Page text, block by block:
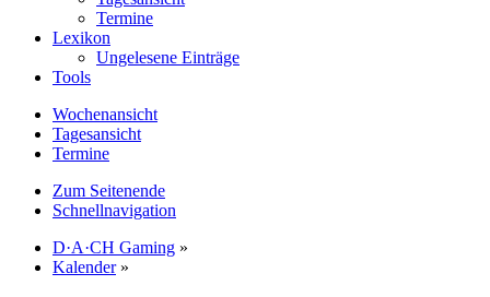
Termine
Lexikon
Ungelesene Einträge
Tools
Wochenansicht
Tagesansicht
Termine
Zum Seitenende
Schnellnavigation
D·A·CH Gaming »
Kalender »